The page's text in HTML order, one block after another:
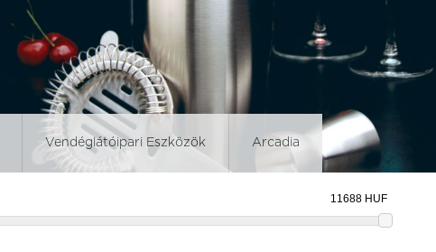
Vendéglátóipari Eszközök Arcadia